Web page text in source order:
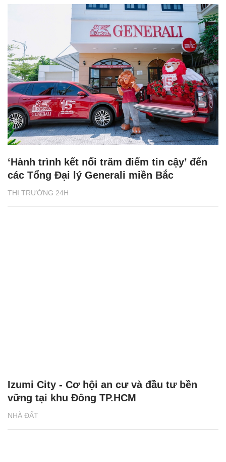
THỊ TRƯỜNG 24H
‘Hành trình kết nối trăm điểm tin cậy’ đến
các Tổng Đại lý Generali miền Bắc
NHÀ ĐẤT
Izumi City - Cơ hội an cư và đầu tư bền
vững tại khu Đông TP.HCM